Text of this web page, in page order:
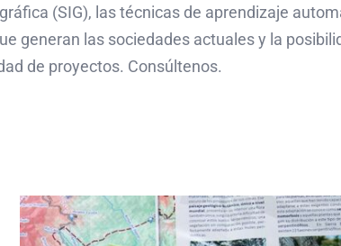
(SIG), las técnicas de aprendizaje
generan las sociedades actuales y la
de proyectos. Consúltenos.